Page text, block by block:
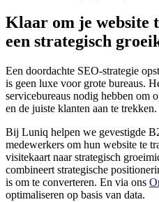
Klaar om je website
een strategisch
Een doordachte SEO-strategie
is geen luxe voor grote bureaus.
servicebureaus nodig hebben om
en de juiste klanten aan te trekken.
Bij Luniq helpen we gevestigde
medewerkers om hun website te
visitekaart naar strategisch
combineert strategische
is om te converteren. En via ons
optimaliseren op basis van data.